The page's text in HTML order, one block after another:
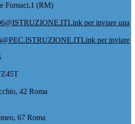
Fornaci,1 (RM)
Link per inviare una
Link per inviare
42 Roma
67 Roma